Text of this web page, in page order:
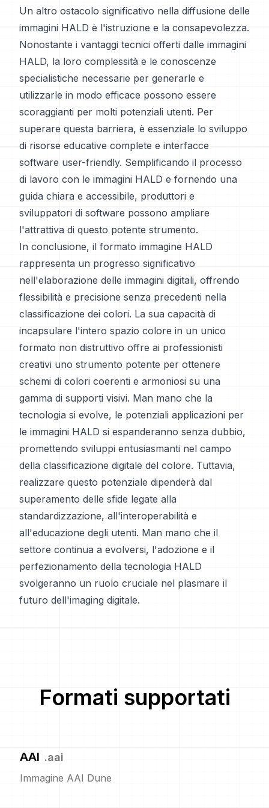
Un altro ostacolo significativo nella diffusione delle
immagini HALD è l'istruzione e la consapevolezza.
Nonostante i vantaggi tecnici offerti dalle immagini
HALD, la loro complessità e le conoscenze
specialistiche necessarie per generarle e
utilizzarle in modo efficace possono essere
scoraggianti per molti potenziali utenti. Per
superare questa barriera, è essenziale lo sviluppo
di risorse educative complete e interfacce
software user-friendly. Semplificando il processo
di lavoro con le immagini HALD e fornendo una
guida chiara e accessibile, produttori e
sviluppatori di software possono ampliare
l'attrattiva di questo potente strumento.
In conclusione, il formato immagine HALD
rappresenta un progresso significativo
nell'elaborazione delle immagini digitali, offrendo
flessibilità e precisione senza precedenti nella
classificazione dei colori. La sua capacità di
incapsulare l'intero spazio colore in un unico
formato non distruttivo offre ai professionisti
creativi uno strumento potente per ottenere
schemi di colori coerenti e armoniosi su una
gamma di supporti visivi. Man mano che la
tecnologia si evolve, le potenziali applicazioni per
le immagini HALD si espanderanno senza dubbio,
promettendo sviluppi entusiasmanti nel campo
della classificazione digitale del colore. Tuttavia,
realizzare questo potenziale dipenderà dal
superamento delle sfide legate alla
standardizzazione, all'interoperabilità e
all'educazione degli utenti. Man mano che il
settore continua a evolversi, l'adozione e il
perfezionamento della tecnologia HALD
svolgeranno un ruolo cruciale nel plasmare il
futuro dell'imaging digitale.
Formati supportati
AAI .aai
Immagine AAI Dune